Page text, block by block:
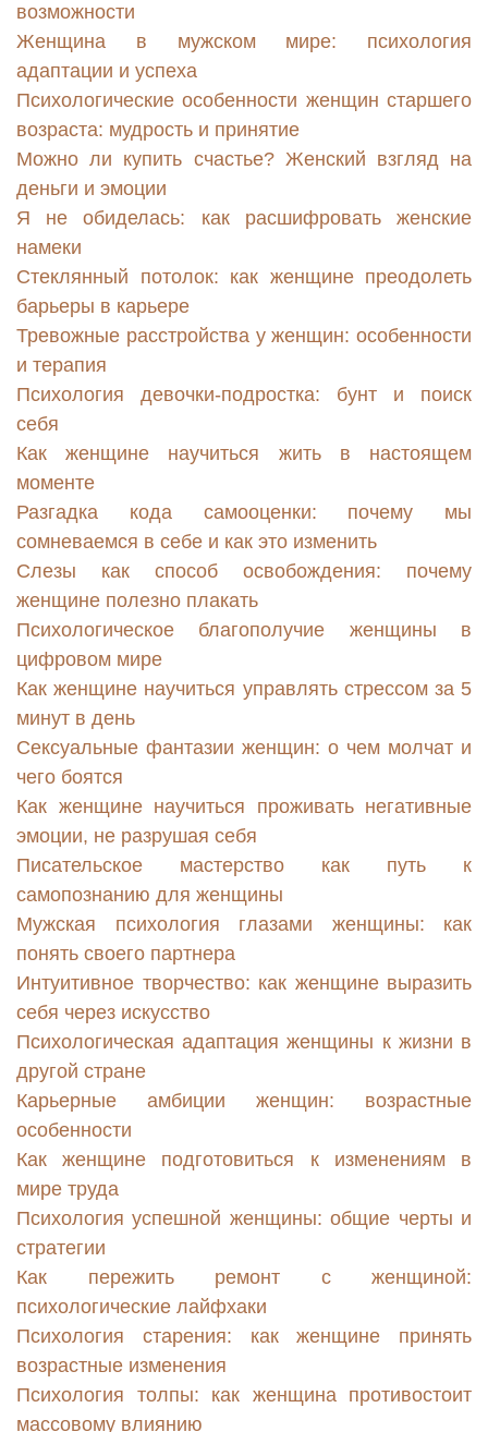
возможности
Женщина в мужском мире: психология
адаптации и успеха
Психологические особенности женщин старшего
возраста: мудрость и принятие
Можно ли купить счастье? Женский взгляд на
деньги и эмоции
Я не обиделась: как расшифровать женские
намеки
Стеклянный потолок: как женщине преодолеть
барьеры в карьере
Тревожные расстройства у женщин: особенности
и терапия
Психология девочки-подростка: бунт и поиск
себя
Как женщине научиться жить в настоящем
моменте
Разгадка кода самооценки: почему мы
сомневаемся в себе и как это изменить
Слезы как способ освобождения: почему
женщине полезно плакать
Психологическое благополучие женщины в
цифровом мире
Как женщине научиться управлять стрессом за 5
минут в день
Сексуальные фантазии женщин: о чем молчат и
чего боятся
Как женщине научиться проживать негативные
эмоции, не разрушая себя
Писательское мастерство как путь к
самопознанию для женщины
Мужская психология глазами женщины: как
понять своего партнера
Интуитивное творчество: как женщине выразить
себя через искусство
Психологическая адаптация женщины к жизни в
другой стране
Карьерные амбиции женщин: возрастные
особенности
Как женщине подготовиться к изменениям в
мире труда
Психология успешной женщины: общие черты и
стратегии
Как пережить ремонт с женщиной:
психологические лайфхаки
Психология старения: как женщине принять
возрастные изменения
Психология толпы: как женщина противостоит
массовому влиянию